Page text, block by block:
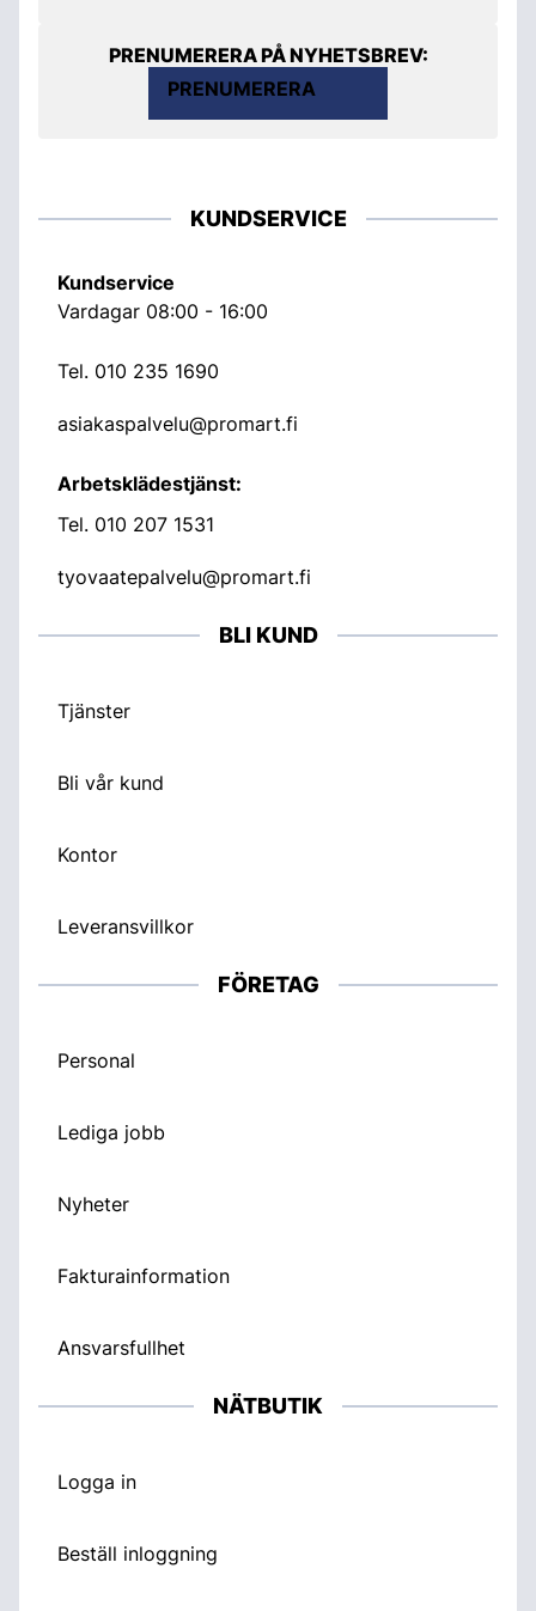
PRENUMERERA PÅ NYHETSBREV:
PRENUMERERA
KUNDSERVICE
Kundservice
Vardagar 08:00 - 16:00
Tel. 010 235 1690
asiakaspalvelu@promart.fi
Arbetsklädestjänst:
Tel. 010 207 1531
tyovaatepalvelu@promart.fi
BLI KUND
Tjänster
Bli vår kund
Kontor
Leveransvillkor
FÖRETAG
Personal
Lediga jobb
Nyheter
Fakturainformation
Ansvarsfullhet
NÄTBUTIK
Logga in
Beställ inloggning